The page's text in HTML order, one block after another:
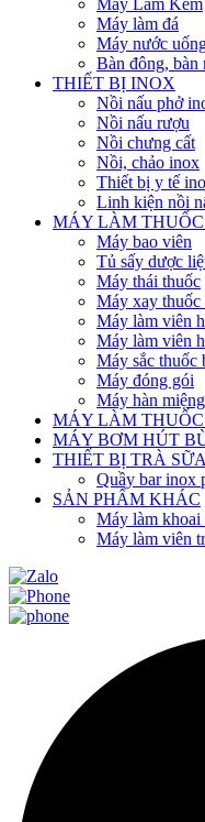
Máy Làm Kem
Máy làm đá
Máy nước
Bàn đông, bàn
THIẾT BỊ INOX
Nồi nấu phở
Nồi nấu rượu
Nồi chưng cất
Nồi, chảo inox
Thiết bị y tế
Linh kiện nồi
MÁY LÀM
Máy bao viên
Tủ sấy dược
Máy thái thuốc
Máy xay thuốc
Máy làm viên
Máy làm viên
Máy sắc thuốc
Máy đóng gói
Máy hàn
MÁY LÀM
MÁY BƠM HÚT
THIẾT BỊ TRÀ
Quầy bar inox
SẢN PHẨM KHÁC
Máy làm khoai
Máy làm viên